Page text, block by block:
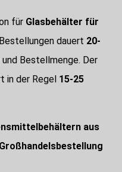
für Glasbehälter für
Bestellungen dauert 20-
Bestellmenge. Der
in der Regel 15-25
aus